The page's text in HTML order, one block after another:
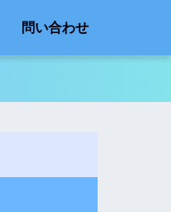
問い合わせ